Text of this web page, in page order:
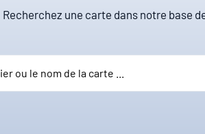
Recherchez une carte dans notre base